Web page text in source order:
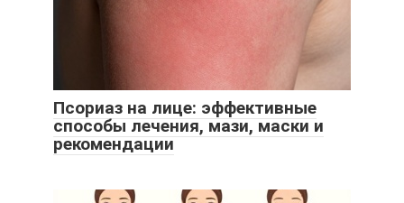
Псориаз на лице: эффективные
способы лечения, мази, маски и
рекомендации